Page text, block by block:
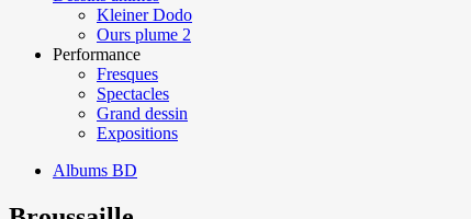
Kleiner Dodo
Ours plume 2
Performance
Fresques
Spectacles
Grand dessin
Expositions
Albums BD